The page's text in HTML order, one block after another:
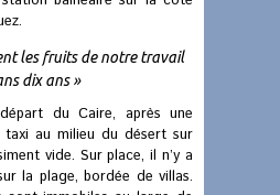
les fruits de notre travail
dix ans »
du Caire, après une
au milieu du désert sur
vide. Sur place, il n’y a
la plage, bordée de villas.